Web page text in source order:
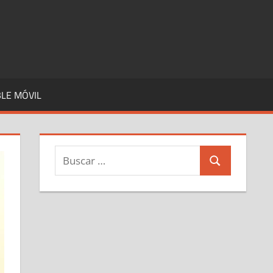
MÓVIL
Buscar:
Buscar